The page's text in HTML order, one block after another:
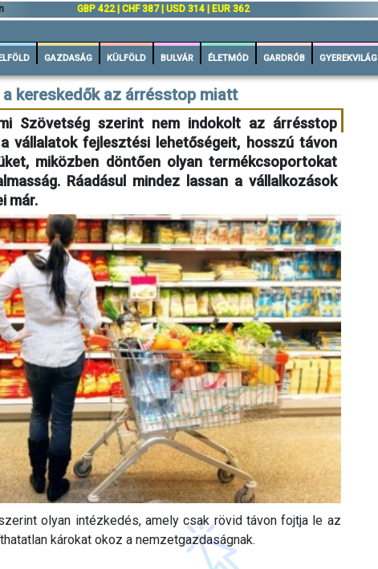
GBP 422 | CHF 387 | USD 314 | EUR 362
GAZDASÁG KÜLFÖLD BULVÁR ÉLETMÓD GARDRÓB GYEREKVILÁG
a kereskedők az árrésstop miatt
Szövetség szerint nem indokolt az árrésstop
vállalatok fejlesztési lehetőségeit, hosszú távon
miközben döntően olyan termékcsoportokat
Ráadásul mindez lassan a vállalkozások
már.
olyan intézkedés, amely csak rövid távon fojtja le az
károkat okoz a nemzetgazdaságnak.